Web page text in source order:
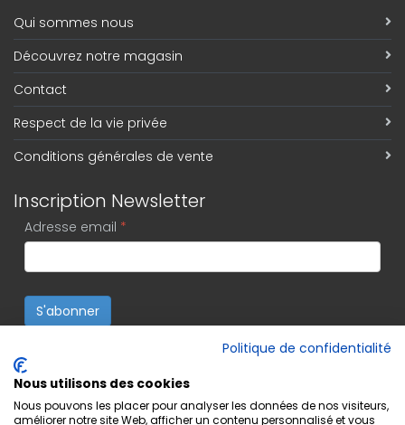
Qui sommes nous
Découvrez notre magasin
Contact
Respect de la vie privée
Conditions générales de vente
Inscription Newsletter
Adresse email *
S'abonner
Politique de confidentialité
Nous utilisons des cookies
Nous pouvons les placer pour analyser les données de nos visiteurs,
améliorer notre site Web, afficher un contenu personnalisé et vous